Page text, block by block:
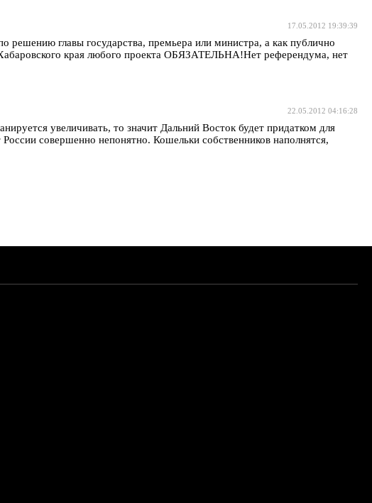
17.05.2012 19:39:39
главы государства, премьера или министра, а как публично
края любого проекта ОБЯЗАТЕЛЬНА!Нет референдума, нет
22.05.2012 04:16:28
увеличивать, то значит Дальний Восток будет придатком для
совершенно непонятно. Кошельки собственников наполнятся,